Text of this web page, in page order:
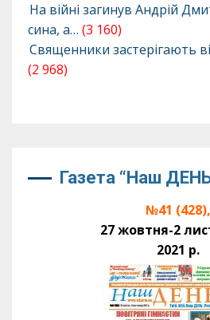
На війні загинув Андрій
сина, а… (3 160)
Священники застерігають
(2 968)
Газета “Наш
№41 (428),
27 жовтня-2
2021 р.